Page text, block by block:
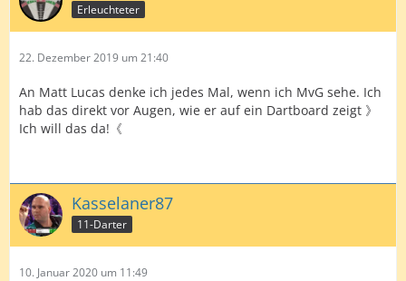
Erleuchteter
22. Dezember 2019 um 21:40
An Matt Lucas denke ich jedes Mal, wenn ich MvG sehe. Ich
hab das direkt vor Augen, wie er auf ein Dartboard zeigt 》
Ich will das da!《
Kasselaner87
11-Darter
10. Januar 2020 um 11:49